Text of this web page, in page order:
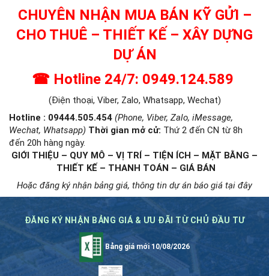
CHUYÊN NHẬN MUA BÁN KỸ GỬI –
CHO THUÊ – THIẾT KẾ – XÂY DỰNG
DỰ ÁN
☎ Hotline 24/7: 0949.124.589
(Điện thoại, Viber, Zalo, Whatsapp, Wechat)
Hotline : 09444.505.454 (Phone, Viber, Zalo, iMessage,
Wechat, Whatsapp) Thời gian mở cử: Thứ 2 đến CN từ 8h
đến 20h hàng ngày.
GIỚI THIỆU – QUY MÔ – VỊ TRÍ – TIỆN ÍCH – MẶT BẰNG –
THIẾT KẾ – THANH TOÁN – GIÁ BÁN
Hoặc đăng ký nhận bảng giá, thông tin dự án báo giá tại đây
ĐĂNG KÝ NHẬN BẢNG GIÁ & ƯU ĐÃI TỪ CHỦ ĐẦU TƯ
Bảng giá mới 10/08/2026